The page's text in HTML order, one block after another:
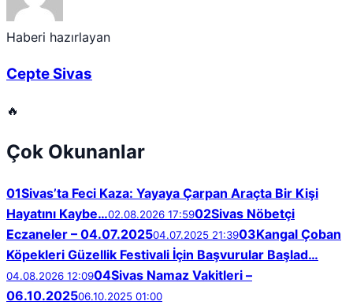
Haberi hazırlayan
Cepte Sivas
🔥
Çok Okunanlar
01Sivas’ta Feci Kaza: Yayaya Çarpan Araçta Bir Kişi
Hayatını Kaybe…02.08.2026 17:5902Sivas Nöbetçi
Eczaneler – 04.07.202504.07.2025 21:3903Kangal Çoban
Köpekleri Güzellik Festivali İçin Başvurular Başlad…
04.08.2026 12:0904Sivas Namaz Vakitleri –
06.10.202506.10.2025 01:00